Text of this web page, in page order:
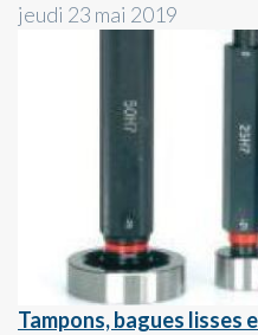
jeudi 23 mai 2019
Tampons, bagues lisses